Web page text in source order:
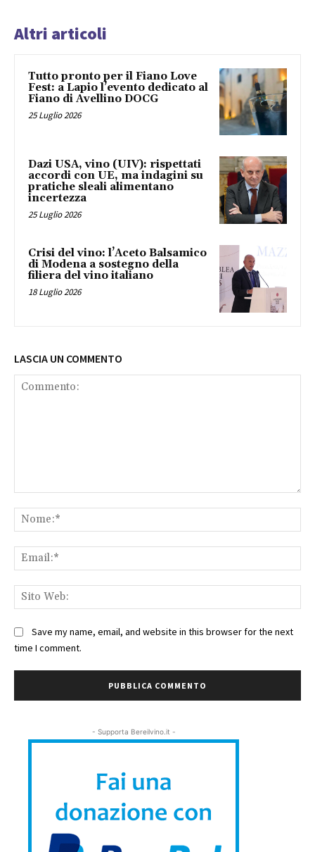
Altri articoli
Tutto pronto per il Fiano Love
Fest: a Lapio l’evento dedicato al
Fiano di Avellino DOCG
25 Luglio 2026
Dazi USA, vino (UIV): rispettati
accordi con UE, ma indagini su
pratiche sleali alimentano
incertezza
25 Luglio 2026
Crisi del vino: l’Aceto Balsamico
di Modena a sostegno della
filiera del vino italiano
18 Luglio 2026
LASCIA UN COMMENTO
Save my name, email, and website in this browser for the next
time I comment.
- Supporta Bereilvino.it -